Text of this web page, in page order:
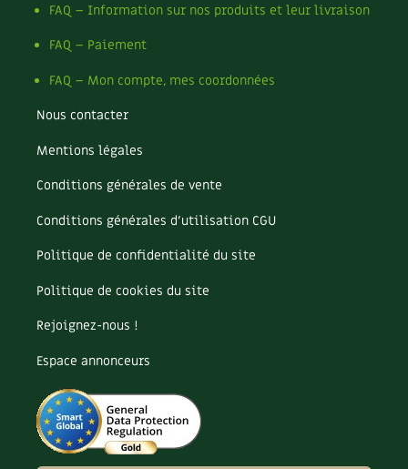
Santé et bien-être
Soins et cosmétiques au naturel
Société et alternatives
Vivre l’écologie
Enfants
Actions pour la planète
Les 4 saisons
Archives
FAQ – Information sur nos produits et leur livraison
FAQ – Paiement
FAQ – Mon compte, mes coordonnées
Nous contacter
Mentions légales
Conditions générales de vente
Conditions générales d’utilisation CGU
Politique de confidentialité du site
Politique de cookies du site
Rejoignez-nous !
Espace annonceurs